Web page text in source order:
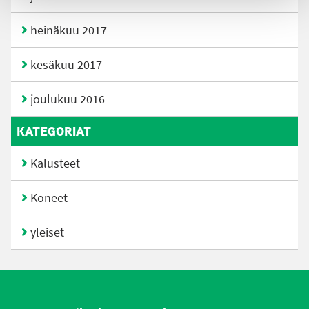
heinäkuu 2017
kesäkuu 2017
joulukuu 2016
KATEGORIAT
Kalusteet
Koneet
yleiset